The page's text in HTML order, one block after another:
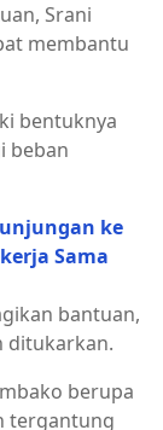
Srani
membantu
bentuknya
beban
ke
Sama
bantuan,
ditukarkan.
berupa
tergantung